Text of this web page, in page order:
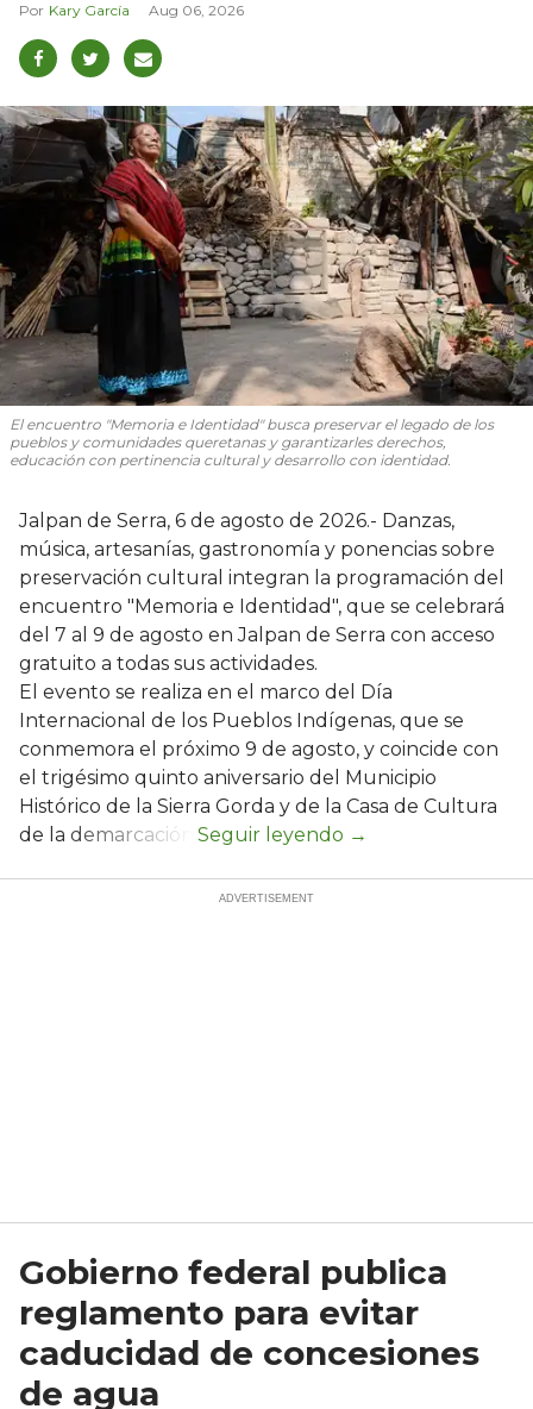
Kary García Aug 06, 2026
El encuentro "Memoria e Identidad" busca preservar el legado de los
pueblos y comunidades queretanas y garantizarles derechos,
educación con pertinencia cultural y desarrollo con identidad.
Jalpan de Serra, 6 de agosto de 2026.- Danzas,
música, artesanías, gastronomía y ponencias sobre
preservación cultural integran la programación del
encuentro "Memoria e Identidad", que se celebrará
del 7 al 9 de agosto en Jalpan de Serra con acceso
gratuito a todas sus actividades.
El evento se realiza en el marco del Día
Internacional de los Pueblos Indígenas, que se
conmemora el próximo 9 de agosto, y coincide con
el trigésimo quinto aniversario del Municipio
Histórico de la Sierra Gorda y de la Casa de Cultura
de la demarcación.
Gobierno federal publica
reglamento para evitar
caducidad de concesiones
de agua